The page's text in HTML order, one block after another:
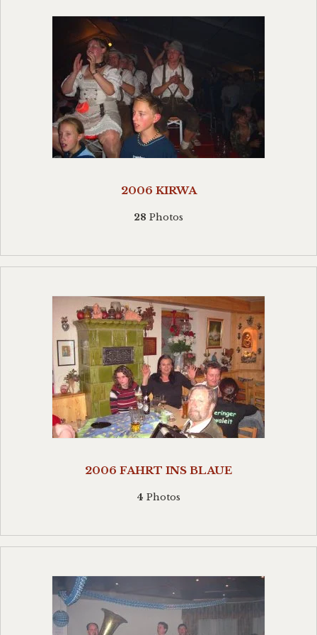
Datenschutz
2006 KIRWA
28 Photos
2006 FAHRT INS BLAUE
4 Photos